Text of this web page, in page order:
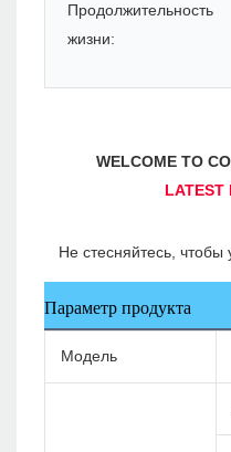
Продолжительность
жизни:
Параметр продукта
Модель